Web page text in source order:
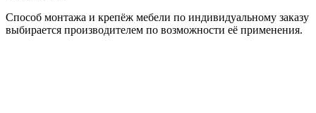
Способ монтажа и крепёж мебели по индивидуальному заказу
выбирается производителем по возможности её применения.